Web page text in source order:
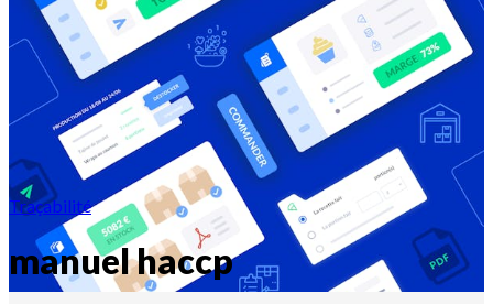
Contactez-nousDécouvrir melba
Traçabilité
manuel haccp